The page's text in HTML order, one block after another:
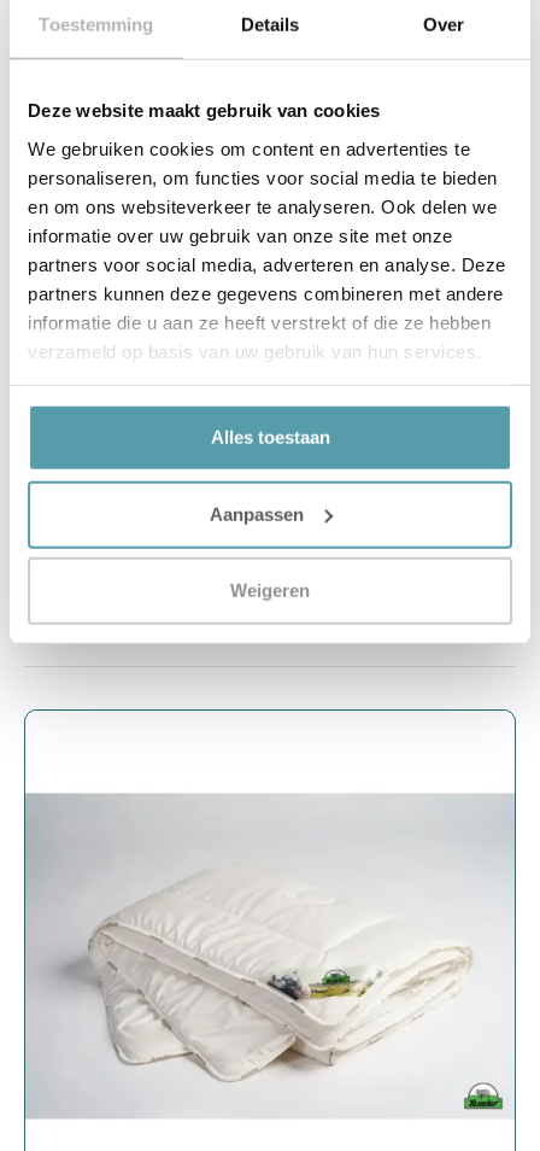
Toestemming Details Over
Deze website maakt gebruik van cookies
We gebruiken cookies om content en advertenties te
personaliseren, om functies voor social media te bieden
en om ons websiteverkeer te analyseren. Ook delen we
informatie over uw gebruik van onze site met onze
partners voor social media, adverteren en analyse. Deze
partners kunnen deze gegevens combineren met andere
informatie die u aan ze heeft verstrekt of die ze hebben
verzameld op basis van uw gebruik van hun services.
Alles toestaan
Aanpassen
Weigeren
★★★★★
Texeler Puur Natuur – 4-Seizoenen
Dekbed
€229,00
Opties selecteren